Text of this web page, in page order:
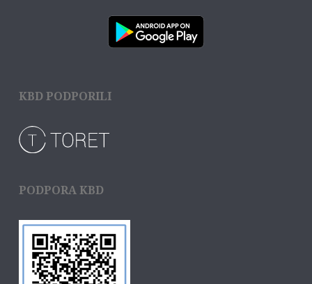
KBD PODPORILI
PODPORA KBD